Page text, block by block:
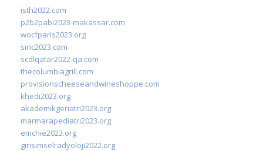
isth2022.com
p2b2pabi2023-makassar.com
wocfparis2023.org
sinc2023.com
scdlqatar2022-qa.com
thecolumbiagrill.com
provisionscheeseandwineshoppe.com
khedi2023.org
akademikgeriatri2023.org
marmarapediatri2023.org
emchie2023.org
girisimselradyoloji2022.org